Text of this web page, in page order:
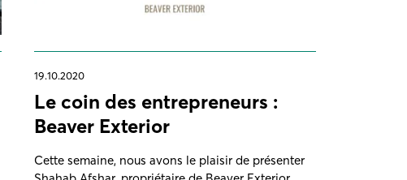
19.10.2020
Le coin des entrepreneurs :
Beaver Exterior
Cette semaine, nous avons le plaisir de présenter